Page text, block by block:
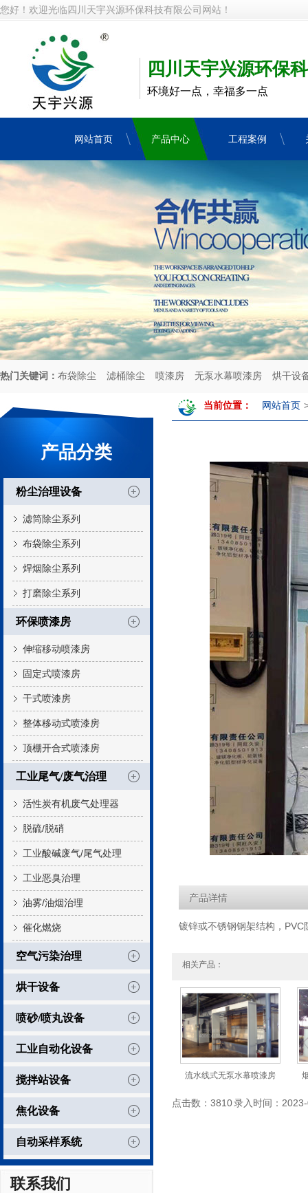
您好！欢迎光临四川天宇兴源环保科技有限公司网站！
四川天宇兴源环保
环境好一点，幸福多一点
网站首页 产品中心 工程案例
热门关键词： 布袋除尘 滤桶除尘 喷漆房 无泵水幕喷漆房 烘干设
产品分类
粉尘治理设备
滤筒除尘系列
布袋除尘系列
焊烟除尘系列
打磨除尘系列
环保喷漆房
伸缩移动喷漆房
固定式喷漆房
干式喷漆房
整体移动式喷漆房
顶棚开合式喷漆房
工业尾气/废气治理
活性炭有机废气处理器
脱硫/脱硝
工业酸碱废气/尾气处理
工业恶臭治理
油雾/油烟治理
催化燃烧
空气污染治理
烘干设备
喷砂/喷丸设备
工业自动化设备
搅拌站设备
焦化设备
自动采样系统
联系我们
当前位置： 网站首页
产品详情
镀锌或不锈钢钢架结构，
相关产品：
流水线式无泵水幕喷漆房
点击数：3810 录入时间：